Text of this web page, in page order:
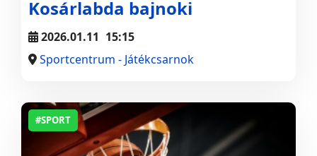
Kosárlabda bajnoki
2026.01.11 15:15
Sportcentrum - Játékcsarnok
#SPORT